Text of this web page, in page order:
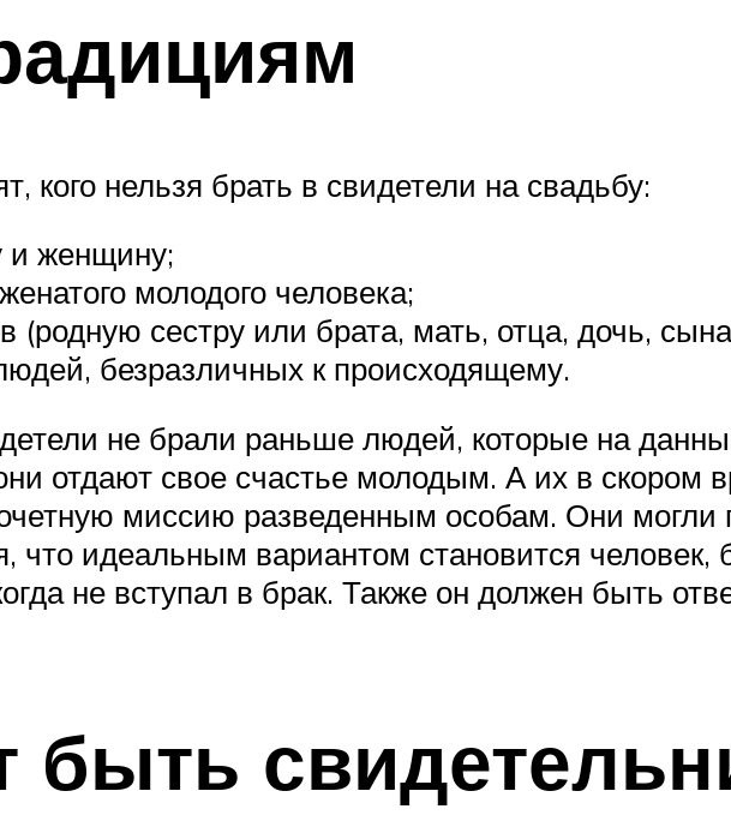
кого нельзя брать в свидетели на свадьбу:
и женщину;
молодого человека;
(родную сестру или брата, мать, отца, дочь,
безразличных к происходящему.
не брали раньше людей, которые на
отдают свое счастье молодым. А их в скором
миссию разведенным особам. Они могли
что идеальным вариантом становится человек,
не вступал в брак. Также он должен быть
быть